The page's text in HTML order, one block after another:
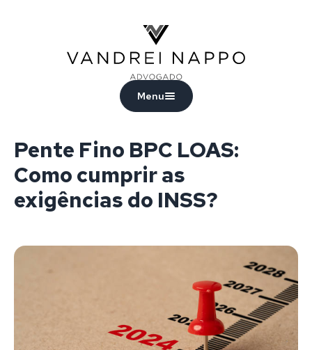
Menu
Pente Fino BPC LOAS:
Como cumprir as
exigências do INSS?